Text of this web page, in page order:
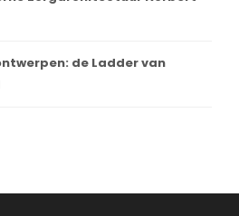
de Ladder van